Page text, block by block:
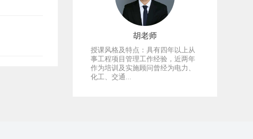
胡老师
授课风格及特点：具有四年以上从
事工程项目管理工作经验，近两年
作为培训及实施顾问曾经为电力、
化工、交通...